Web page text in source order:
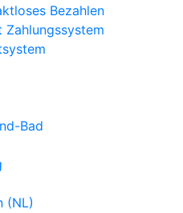
Bezahlen
Bad
(NL)